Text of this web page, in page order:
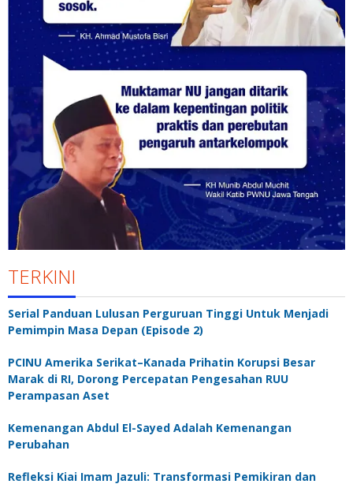
TERKINI
Serial Panduan Lulusan Perguruan Tinggi Untuk Menjadi
Pemimpin Masa Depan (Episode 2)
PCINU Amerika Serikat–Kanada Prihatin Korupsi Besar
Marak di RI, Dorong Percepatan Pengesahan RUU
Perampasan Aset
Kemenangan Abdul El-Sayed Adalah Kemenangan
Perubahan
Refleksi Kiai Imam Jazuli: Transformasi Pemikiran dan